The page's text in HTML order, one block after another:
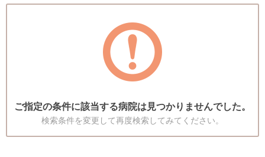
ご指定の条件に該当する病院は見つかりませんでした。
検索条件を変更して再度検索してみてください。